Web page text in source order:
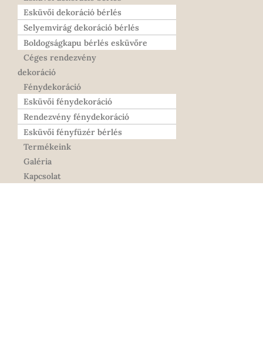
Esküvői dekoráció bérlés
Selyemvirág dekoráció bérlés
Boldogságkapu bérlés esküvőre
Céges rendezvény
dekoráció
Fénydekoráció
Esküvői fénydekoráció
Rendezvény fénydekoráció
Esküvői fényfüzér bérlés
Termékeink
Galéria
Kapcsolat